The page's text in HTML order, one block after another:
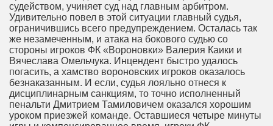
судейством, учиняет суд над главным арбитром.
Удивительно повел в этой ситуации главный судья,
ограничившись всего предупреждением. Осталась так
же незамеченным, и атака на бокового судью со
стороны игроков ФК «Вороновки» Валерия Каики и
Вячеслава Омельчука. Инцендент быстро удалось
погасить, а хамство вороновских игроков оказалось
безнаказанным. И если, судья лояльно отнеся к
дисциплинарным санкциям, то точно исполненный
пенальти Дмитрием Тамиловичем оказался хорошим
уроком приезжей команде. Оставшиеся четыре минуты